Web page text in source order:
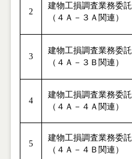
2
建物工損調査業務委託
（４Ａ－３Ａ関連）
3
建物工損調査業務委託
（４Ａ－３Ｂ関連）
4
建物工損調査業務委託
（４Ａ－４Ａ関連）
5
建物工損調査業務委託
（４Ａ－４Ｂ関連）